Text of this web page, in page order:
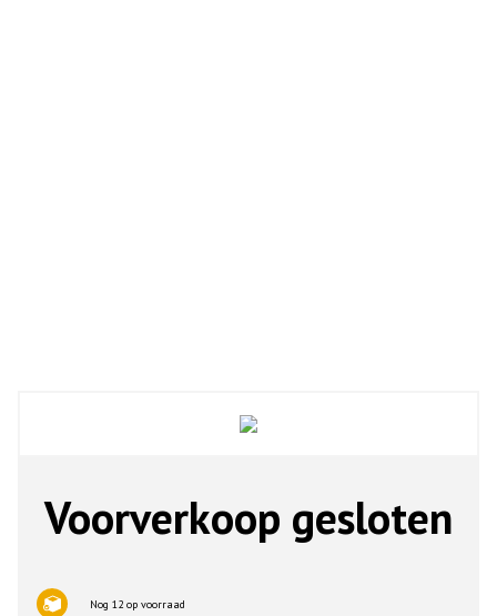
Voorverkoop gesloten
Nog 12 op voorraad